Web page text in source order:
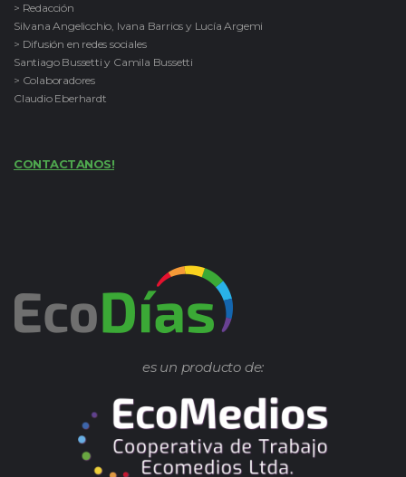
> Redacción
Silvana Angelicchio, Ivana Barrios y Lucía Argemi
> Difusión en redes sociales
Santiago Bussetti y Camila Bussetti
> Colaboradores
Claudio Eberhardt
CONTACTANOS!
es un producto de: